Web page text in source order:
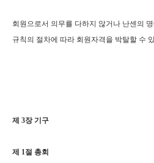
회원으로서 의무를 다하지 않거나 난센의
규칙의 절차에 따라 회원자격을 박탈할 수
제 3장 기구
제 1절 총회